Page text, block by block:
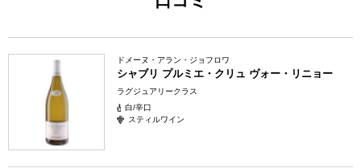
ドメーヌ・アラン・ジョフロワ
シャブリ プルミエ・クリュ ヴォー・リニョー
ラグジュアリークラス
白/辛口
スティルワイン